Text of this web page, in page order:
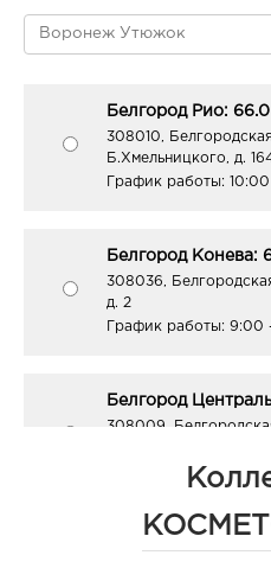
Белгород Рио:
308010,
Б.Хмельницкого, д.
График работы:
Белгород Конева:
308036,
д. 2
График работы: 9:00
Белгород
308009,
График работы:9:00